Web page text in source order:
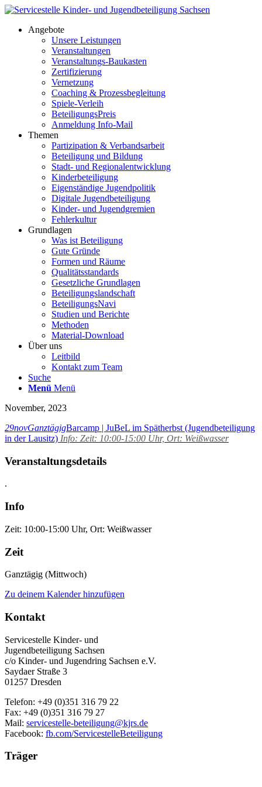
Angebote
Unsere Leistungen
Veranstaltungen
Veranstaltungs-Baukasten
Zertifizierung
Vernetzung
Coaching & Prozessbegleitung
Spiele-Verleih
BeteiligungsPreis
Anmeldung Info-Mail
Themen
Partizipation & Verbandsarbeit
Beteiligung und Bildung
Stadt- und Regionalentwicklung
Kinderbeteiligung
Eigenständige Jugendpolitik
Digitale Jugendbeteiligung
Kinder- und Jugendgremien
Fehlerkultur
Grundlagen
Was ist Beteiligung
Gute Gründe
Formen und Räume
Qualitätsstandards
Gesetzliche Grundlagen
Beteiligungslandschaft
BeteiligungsNavi
Studien und Berichte
Methoden
Material-Download
Über uns
Leitbild
Kontakt zum Team
Suche
Menü Menü
November, 2023
29novGanztägigBarcamp | JuBeL im Spätherbst (Jugendbeteiligung
in der Lausitz) Info: Zeit: 10:00-15:00 Uhr, Ort: Weißwasser
Veranstaltungsdetails
.
Info
Zeit: 10:00-15:00 Uhr, Ort: Weißwasser
Zeit
Ganztägig (Mittwoch)
Zu deinem Kalender hinzufügen
Kontakt
Servicestelle Kinder- und
Jugendbeteiligung Sachsen
c/o Kinder- und Jugendring Sachsen e.V.
Saydaer Straße 3
01257 Dresden
Telefon: +49 (0)351 316 79 22
Fax: +49 (0)351 316 79 27
Mail: servicestelle-beteiligung@kjrs.de
Facebook: fb.com/ServicestelleBeteiligung
Träger